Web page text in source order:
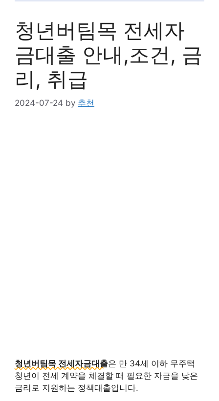
청년버팀목 전세자
금대출 안내,조건, 금
리, 취급
2024-07-24 by 추천
청년버팀목 전세자금대출은 만 34세 이하 무주택
청년이 전세 계약을 체결할 때 필요한 자금을 낮은
금리로 지원하는 정책대출입니다.